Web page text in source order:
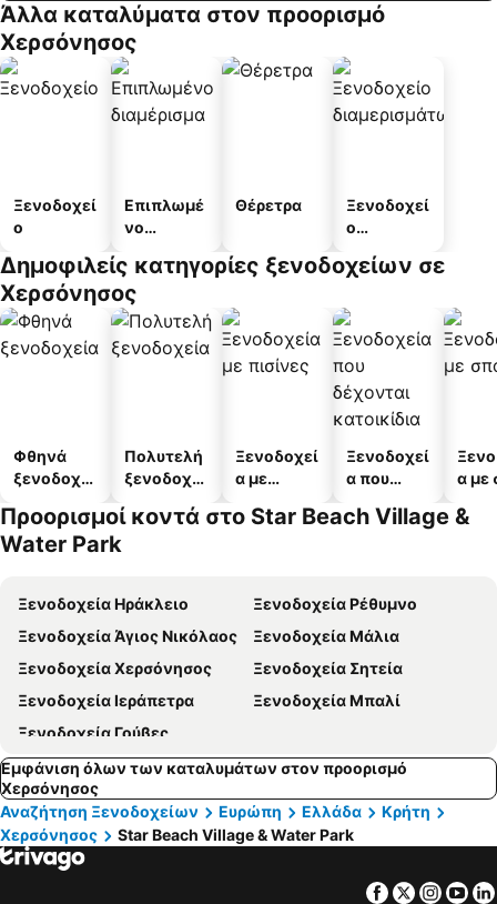
Άλλα καταλύματα στον προορισμό
Χερσόνησος
Ξενοδοχεί
ο
Επιπλωμέ
νο
α
Θέρετρα
Ξενοδοχεί
ο
άτων
Δημοφιλείς κατηγορίες ξενοδοχείων σε
Χερσόνησος
Φθηνά
ξενοδοχεί
Πολυτελή
ξενοδοχεί
Ξενοδοχεί
α με
Ξενοδοχεί
α που
κατοικίδι
α με
Προορισμοί κοντά στο Star Beach Village &
Water Park
Ξενοδοχεία Ηράκλειο
Ξενοδοχεία Ρέθυμνο
Ξενοδοχεία Άγιος Νικόλαος
Ξενοδοχεία Μάλια
Ξενοδοχεία Χερσόνησος
Ξενοδοχεία Σητεία
Ξενοδοχεία Ιεράπετρα
Ξενοδοχεία Μπαλί
Ξενοδοχεία Γούβες
Εμφάνιση όλων των καταλυμάτων στον προορισμό
Χερσόνησος
Αναζήτηση Ξενοδοχείων
Ευρώπη Ελλάδα
Κρήτη
Χερσόνησος
Star Beach Village & Water Park
Facebook
Twitter